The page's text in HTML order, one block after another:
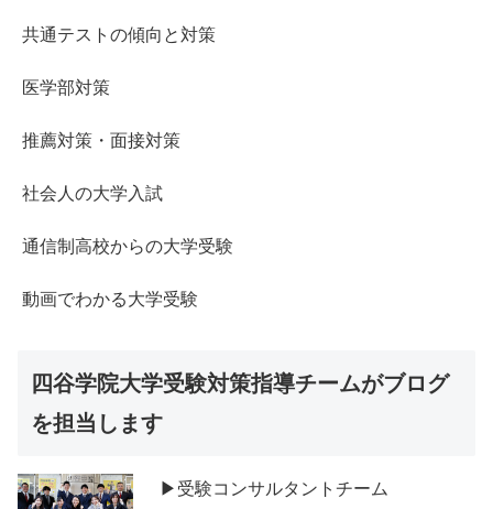
共通テストの傾向と対策
医学部対策
推薦対策・面接対策
社会人の大学入試
通信制高校からの大学受験
動画でわかる大学受験
四谷学院大学受験対策指導チームがブログ
を担当します
▶受験コンサルタントチーム